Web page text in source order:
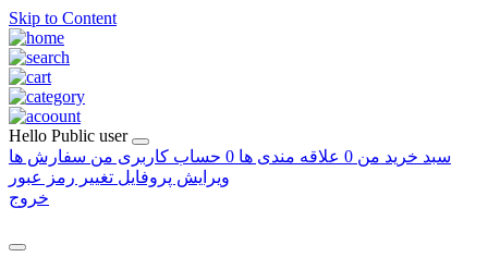
Skip to Content
Hello Public user
سبد خرید من 0 علاقه مندی ها 0 حساب کاربری من سفارش ها
ویرایش پروفایل تغییر رمز عبور
خروج